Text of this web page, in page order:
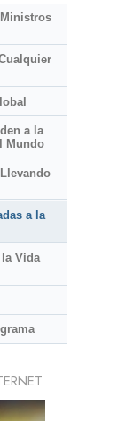
a la
Mundo
a la
Vida